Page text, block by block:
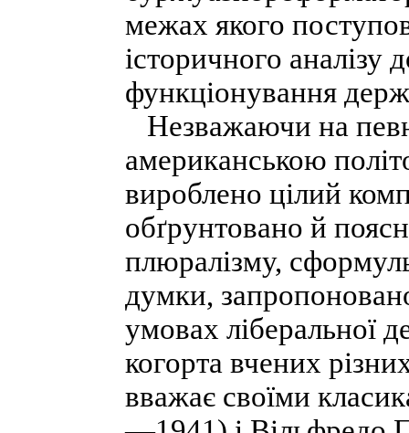
межах якого
історичного аналізу
функціонування
Незважаючи на
американською
вироблено цілий
обґрунтовано й
плюралізму,
думки,
умовах ліберальної
когорта вчених
вважає своїми